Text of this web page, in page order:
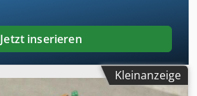
Jetzt inserieren
Kleinanzeige